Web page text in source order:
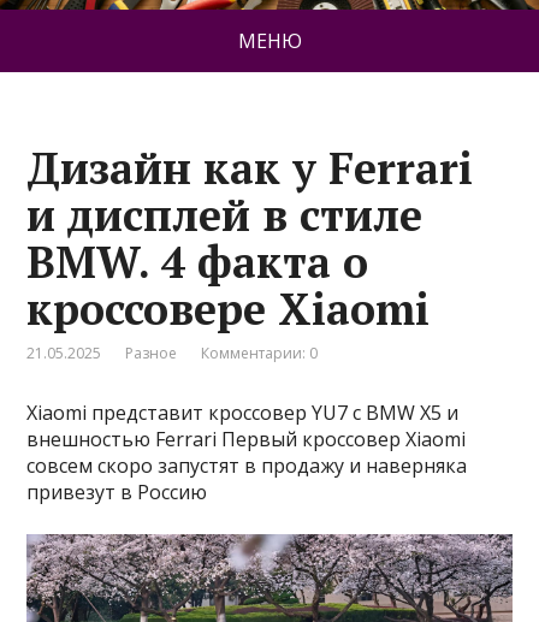
МЕНЮ
Дизайн как у Ferrari
и дисплей в стиле
BMW. 4 факта о
кроссовере Xiaomi
21.05.2025 Разное Комментарии: 0
Xiaomi представит кроссовер YU7 с BMW X5 и
внешностью Ferrari Первый кроссовер Xiaomi
совсем скоро запустят в продажу и наверняка
привезут в Россию